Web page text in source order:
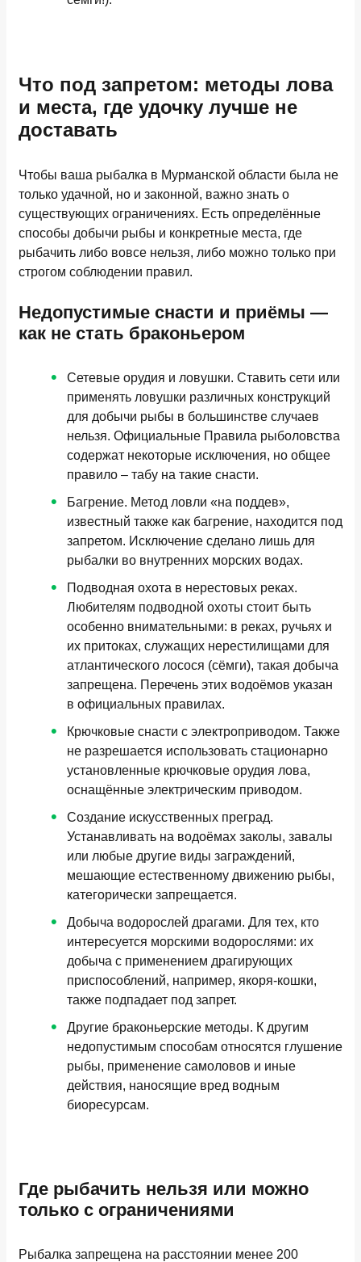
Что под запретом: методы лова
и места, где удочку лучше не
доставать
Чтобы ваша рыбалка в Мурманской области была не
только удачной, но и законной, важно знать о
существующих ограничениях. Есть определённые
способы добычи рыбы и конкретные места, где
рыбачить либо вовсе нельзя, либо можно только при
строгом соблюдении правил.
Недопустимые снасти и приёмы —
как не стать браконьером
Сетевые орудия и ловушки. Ставить сети или
применять ловушки различных конструкций
для добычи рыбы в большинстве случаев
нельзя. Официальные Правила рыболовства
содержат некоторые исключения, но общее
правило – табу на такие снасти.
Багрение. Метод ловли «на поддев»,
известный также как багрение, находится под
запретом. Исключение сделано лишь для
рыбалки во внутренних морских водах.
Подводная охота в нерестовых реках.
Любителям подводной охоты стоит быть
особенно внимательными: в реках, ручьях и
их притоках, служащих нерестилищами для
атлантического лосося (сёмги), такая добыча
запрещена. Перечень этих водоёмов указан
в официальных правилах.
Крючковые снасти с электроприводом. Также
не разрешается использовать стационарно
установленные крючковые орудия лова,
оснащённые электрическим приводом.
Создание искусственных преград.
Устанавливать на водоёмах заколы, завалы
или любые другие виды заграждений,
мешающие естественному движению рыбы,
категорически запрещается.
Добыча водорослей драгами. Для тех, кто
интересуется морскими водорослями: их
добыча с применением драгирующих
приспособлений, например, якоря-кошки,
также подпадает под запрет.
Другие браконьерские методы. К другим
недопустимым способам относятся глушение
рыбы, применение самоловов и иные
действия, наносящие вред водным
биоресурсам.
Где рыбачить нельзя или можно
только с ограничениями
Рыбалка запрещена на расстоянии менее 200